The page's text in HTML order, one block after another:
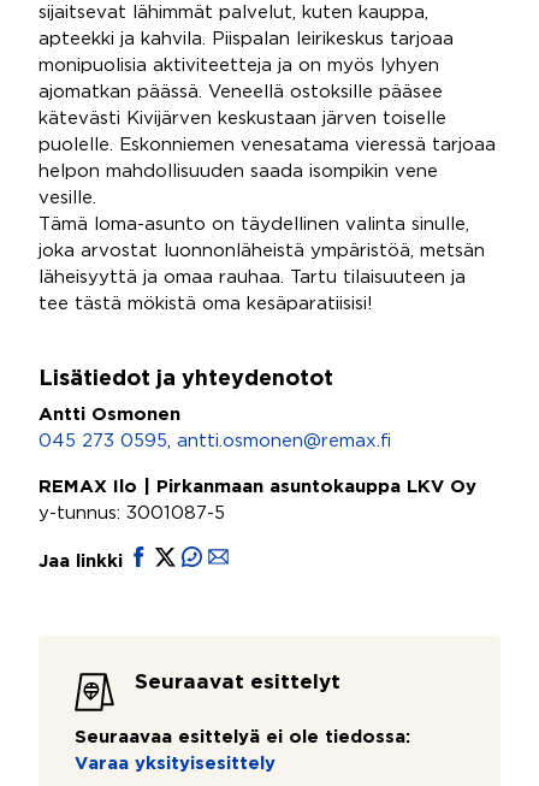
sijaitsevat lähimmät palvelut, kuten kauppa,
apteekki ja kahvila. Piispalan leirikeskus tarjoaa
monipuolisia aktiviteetteja ja on myös lyhyen
ajomatkan päässä. Veneellä ostoksille pääsee
kätevästi Kivijärven keskustaan järven toiselle
puolelle. Eskonniemen venesatama vieressä tarjoaa
helpon mahdollisuuden saada isompikin vene
vesille.
Tämä loma-asunto on täydellinen valinta sinulle,
joka arvostat luonnonläheistä ympäristöä, metsän
läheisyyttä ja omaa rauhaa. Tartu tilaisuuteen ja
tee tästä mökistä oma kesäparatiisisi!
Lisätiedot ja yhteydenotot
Antti Osmonen
045 273 0595
antti.osmonen@remax.fi
REMAX Ilo | Pirkanmaan asuntokauppa LKV Oy
y-tunnus: 3001087-5
Jaa linkki
Seuraavat esittelyt
Seuraavaa esittelyä ei ole tiedossa:
Varaa yksityisesittely